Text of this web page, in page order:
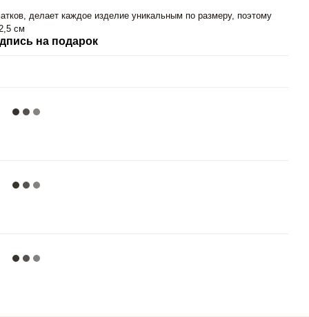
делает каждое изделие уникальным по размеру, поэтому
см
на подарок